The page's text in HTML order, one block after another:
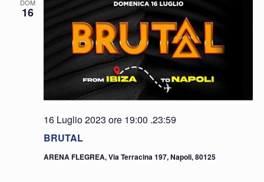
DOM
16
BRUTAL
16 Luglio 2023 ore 19:00 .23:59
ARENA FLEGREA, Via Terracina 197, Napoli, 80125